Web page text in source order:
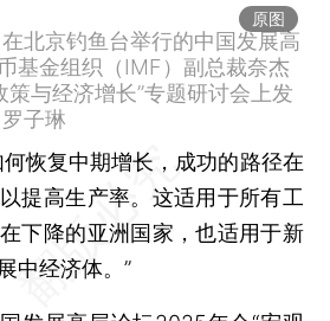
原图
北京钓鱼台举行的中国发展高
基金组织（IMF）副总裁奈杰
策与经济增长”专题研讨会上发
子琳
何恢复中期增长，成功的路径在
提高生产率。这适用于所有工
下降的亚洲国家，也适用于新
中经济体。”